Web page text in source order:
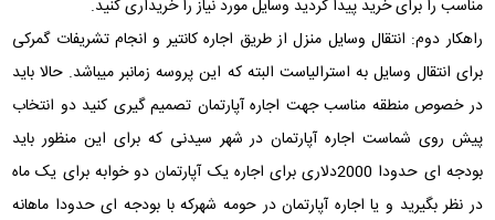
مناسب را برای خرید پیدا کردید وسایل مورد نیاز را خریداری کنید.
راهکار دوم: انتقال وسایل منزل از طریق اجاره کانتیر و انجام تشریفات گمرکی
برای انتقال وسایل به استرالیاست البته که این پروسه زمانبر میباشد. حالا باید
در خصوص منطقه مناسب جهت اجاره آپارتمان تصمیم گیری کنید دو انتخاب
پیش روی شماست اجاره آپارتمان در شهر سیدنی که برای این منظور باید
بودجه ای حدودا 2000دلاری برای اجاره یک آپارتمان دو خوابه برای یک ماه
در نظر بگیرید و یا اجاره آپارتمان در حومه شهرکه با بودجه ای حدودا ماهانه